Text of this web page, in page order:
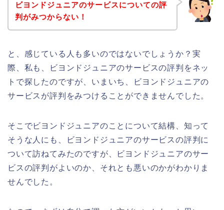
ビヨンドジュニアのサービスについての評
判がみつからない！
と、感じている人も多いのではないでしょうか？実
際、私も、ビヨンドジュニアのサービスの評判をネッ
トで探したのですが、いまいち、ビヨンドジュニアの
サービスが評判をみつけることができませんでした。
そこでビヨンドジュニアのことについて結構、知って
そうな人にも、ビヨンドジュニアのサービスの評判に
ついて訪ねてみたのですが、ビヨンドジュニアのサー
ビスの評判がよいのか、それとも悪いのかがわかりま
せんでした。